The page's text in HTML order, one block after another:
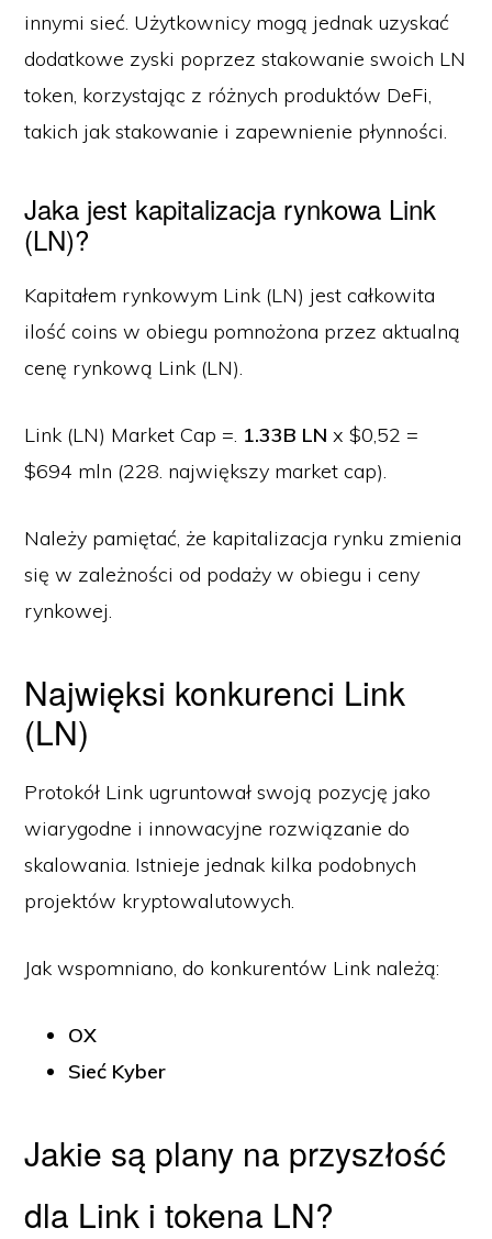
innymi sieć. Użytkownicy mogą jednak uzyskać
dodatkowe zyski poprzez stakowanie swoich LN
token, korzystając z różnych produktów DeFi,
takich jak stakowanie i zapewnienie płynności.
Jaka jest kapitalizacja rynkowa Link
(LN)?
Kapitałem rynkowym Link (LN) jest całkowita
ilość coins w obiegu pomnożona przez aktualną
cenę rynkową Link (LN).
Link (LN) Market Cap =. 1.33B LN x $0,52 =
$694 mln (228. największy market cap).
Należy pamiętać, że kapitalizacja rynku zmienia
się w zależności od podaży w obiegu i ceny
rynkowej.
Najwięksi konkurenci Link
(LN)
Protokół Link ugruntował swoją pozycję jako
wiarygodne i innowacyjne rozwiązanie do
skalowania. Istnieje jednak kilka podobnych
projektów kryptowalutowych.
Jak wspomniano, do konkurentów Link należą:
OX
Sieć Kyber
Jakie są plany na przyszłość
dla Link i tokena LN?